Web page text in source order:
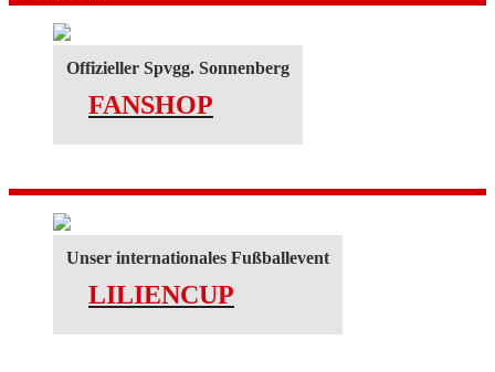
Offizieller Spvgg. Sonnenberg
FANSHOP
Unser internationales Fußballevent
LILIENCUP